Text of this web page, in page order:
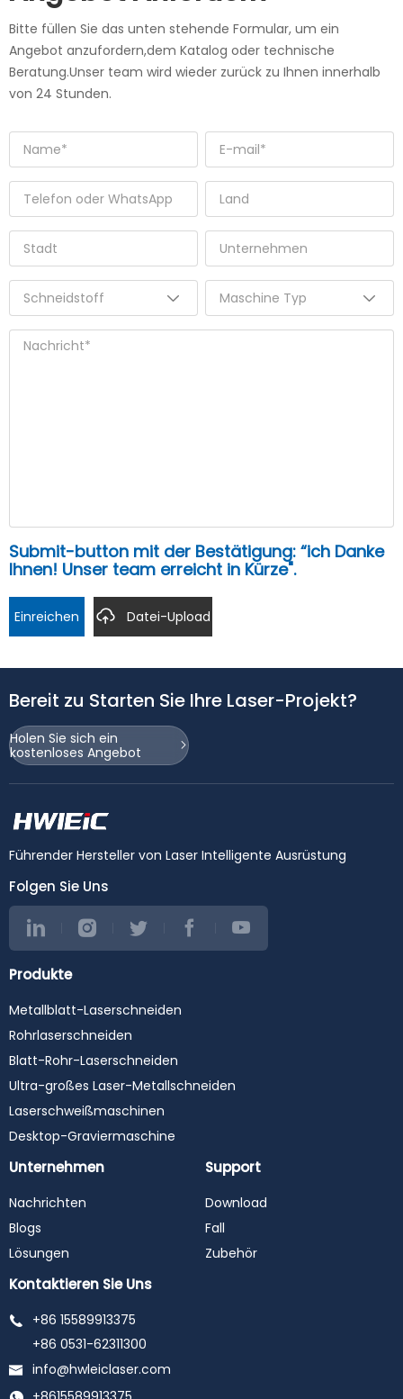
Bitte füllen Sie das unten stehende Formular, um ein
Angebot anzufordern,dem Katalog oder technische
Beratung.Unser team wird wieder zurück zu Ihnen innerhalb
von 24 Stunden.
Submit-button mit der Bestätigung: “ich Danke
Ihnen! Unser team erreicht in Kürze".
Einreichen Datei-Upload
Bereit zu Starten Sie Ihre Laser-Projekt?
Holen Sie sich ein
kostenloses Angebot
Führender Hersteller von Laser Intelligente Ausrüstung
Folgen Sie Uns
Produkte
Metallblatt-Laserschneiden
Rohrlaserschneiden
Blatt-Rohr-Laserschneiden
Ultra-großes Laser-Metallschneiden
Laserschweißmaschinen
Desktop-Graviermaschine
Unternehmen
Nachrichten
Blogs
Lösungen
Support
Download
Fall
Zubehör
Kontaktieren Sie Uns
+86 15589913375
+86 0531-62311300
info@hwleiclaser.com